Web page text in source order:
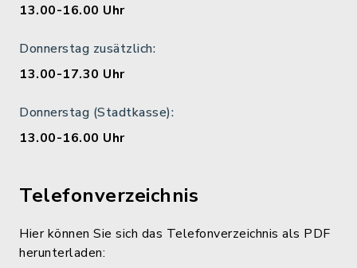
13.00-16.00 Uhr
Donnerstag zusätzlich:
13.00-17.30 Uhr
Donnerstag (Stadtkasse):
13.00-16.00 Uhr
Telefonverzeichnis
Hier können Sie sich das Telefonverzeichnis als PDF
herunterladen: